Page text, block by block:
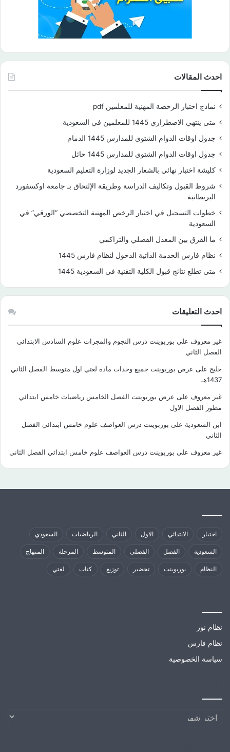
احدث المقالات
نماذج اختبار الرخصة المهنية للمعلمين pdf
متى ينتهي الاضطراري 1445 للمعلمين في السعودية
جدول اوقات الدوام الشتوي للمدارس 1445 الدمام
جدول اوقات الدوام الشتوي للمدارس 1445 حائل
كليشة اختبار نهائي بالشعار الجديد لوزارة التعليم السعودية
شروط القبول وتكاليف الدراسة وطريقة الإلتحاق بـ جامعة اوكسفورد
البريطانية
خطوات التسجيل في اختبار الرخص المهنية التخصصي “الورقي” في
السعودية
ما الفرق بين المعدل الفصلي والتراكمي
نظام فارس الخدمة الذاتية الدخول لنظام فارس 1445
متى تطلع نتائج قبول الكلية التقنية في السعودية 1445
احدث التعليقات
غير معروف على بوربوينت درس النجوم والمجرات علوم السادس الابتدائي
الفصل الثاني
خليج على عرض بوربوينت جميع وحدات مادة لغتي اول متوسط الفصل الثاني
1437هـ
غير معروف على عرض بوربوينت الفصل الخامس رياضيات خامس ابتدائي
مطور الفصل الاول
ابن السعودية على بوربوينت درس العواصف علوم خامس ابتدائي الفصل
الثاني
غير معروف على بوربوينت درس العواصف علوم خامس ابتدائي الفصل الثاني
اختبار الابتدائي الاول الثاني الرياضيات السعودي
السعودية الفصل الفصلي المتوسط المرحلة المنهاج
النظام بوربوينت تحضير توزيع كتاب لغتي
نظام نور
نظام فارس
سياسة الخصوصية
الارشيف